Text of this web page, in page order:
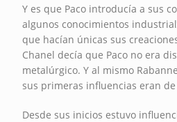
Y es que Paco introducía a sus
algunos conocimientos
que hacían únicas sus
Chanel decía que Paco no era
metalúrgico. Y al mismo
sus primeras influencias eran
Desde sus inicios estuvo